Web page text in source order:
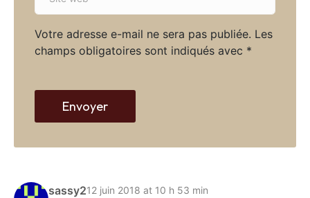
sassy212 juin 2018 at 10 h 53 min
Votre adresse e-mail ne sera pas publiée. Les
champs obligatoires sont indiqués avec *
l
*
e
w
b
Envoyer